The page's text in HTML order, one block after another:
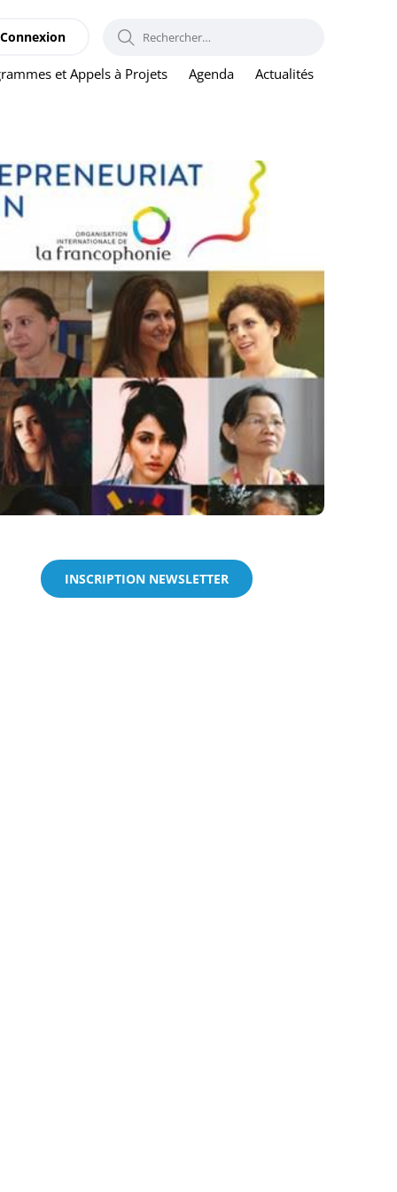
et Appels à Projets Agenda Actualités
Connexion RECHERCHER :
INSCRIPTION NEWSLETTER